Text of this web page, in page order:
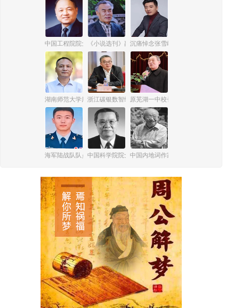
中国工程院院士、信息技术专家魏正耀
《小说选刊》副主编、原总编辑冯立三
沉痛悼念张雪峰先生
湖南师范大学历史文化学院教授、博导李健胜
浙江碳银数智绿能科技有限公司董事长俞兆洪
原芜湖一中校长梅博群
海军陆战队队员谢丛欣中国科学院院士、激光与光电子技术专家周炳琨
中国内地词作家、剧作家乔羽